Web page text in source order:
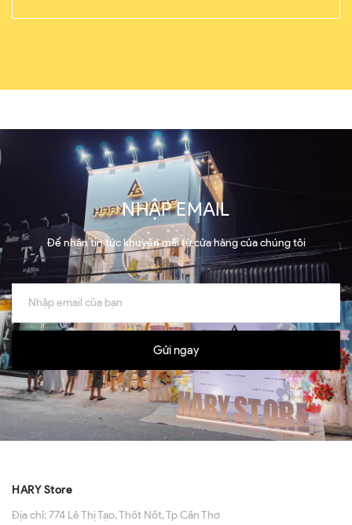
NHẬP EMAIL
Để nhận tin tức khuyến mãi từ cửa hàng của chúng tôi
Gửi ngay
HARY Store
Địa chỉ:774 Lê Thị Tạo, Thốt Nốt, Tp Cần Thơ